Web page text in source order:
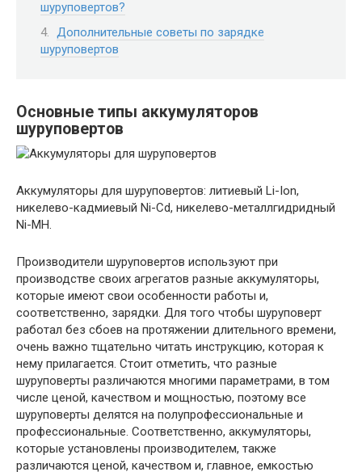
шуруповертов?
Дополнительные советы по зарядке
шуруповертов
Основные типы аккумуляторов
шуруповертов
Аккумуляторы для шуруповертов: литиевый Li-Ion,
никелево-кадмиевый Ni-Cd, никелево-металлгидридный
Ni-MH.
Производители шуруповертов используют при
производстве своих агрегатов разные аккумуляторы,
которые имеют свои особенности работы и,
соответственно, зарядки. Для того чтобы шуруповерт
работал без сбоев на протяжении длительного времени,
очень важно тщательно читать инструкцию, которая к
нему прилагается. Стоит отметить, что разные
шуруповерты различаются многими параметрами, в том
числе ценой, качеством и мощностью, поэтому все
шуруповерты делятся на полупрофессиональные и
профессиональные. Соответственно, аккумуляторы,
которые установлены производителем, также
различаются ценой, качеством и, главное, емкостью